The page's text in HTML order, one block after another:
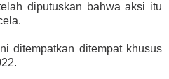
diputuskan bahwa aksi itu
ditempatkan ditempat khusus